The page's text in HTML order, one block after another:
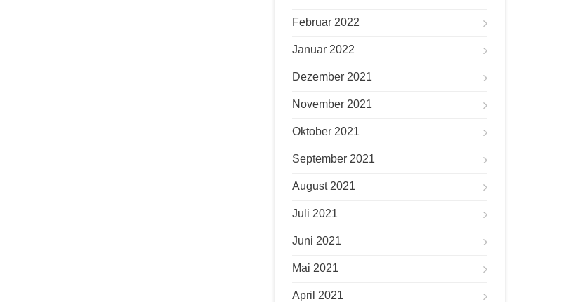
Februar 2022
Januar 2022
Dezember 2021
November 2021
Oktober 2021
September 2021
August 2021
Juli 2021
Juni 2021
Mai 2021
April 2021